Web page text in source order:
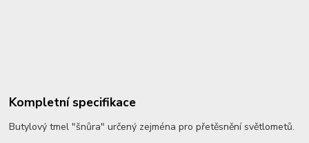
Kompletní specifikace
Butylový tmel "šnůra" určený zejména pro přetěsnění světlometů.